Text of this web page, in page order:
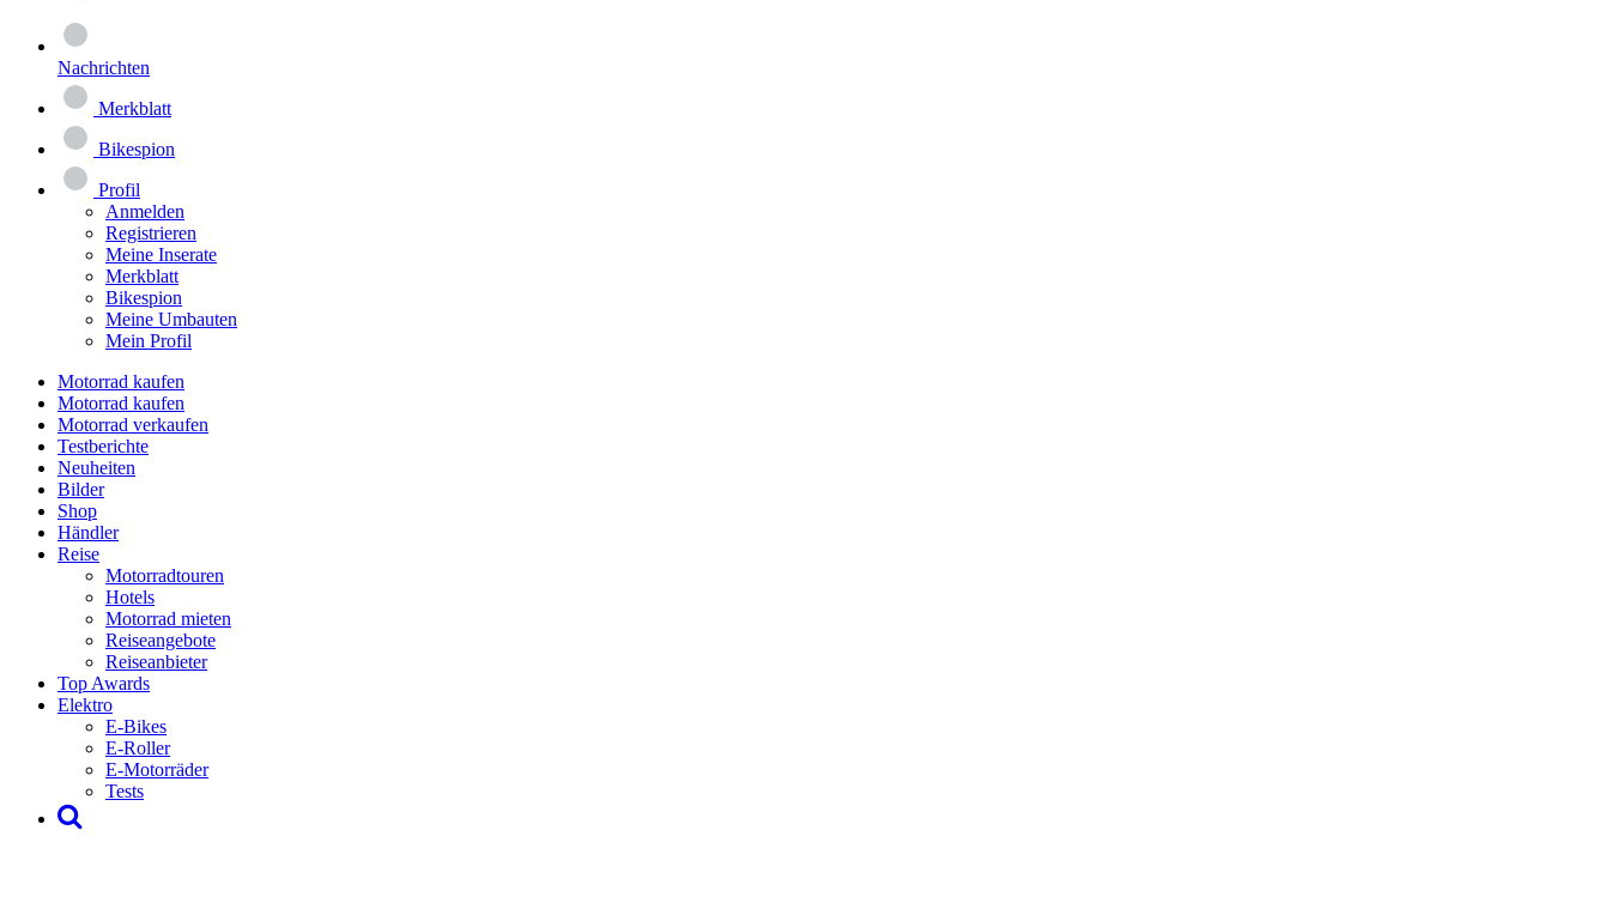
Nachrichten
Merkblatt
Bikespion
Profil
Anmelden
Registrieren
Meine Inserate
Merkblatt
Bikespion
Meine Umbauten
Mein Profil
Motorrad kaufen
Motorrad kaufen
Motorrad verkaufen
Testberichte
Neuheiten
Bilder
Shop
Händler
Reise
Motorradtouren
Hotels
Motorrad mieten
Reiseangebote
Reiseanbieter
Top Awards
Elektro
E-Bikes
E-Roller
E-Motorräder
Tests